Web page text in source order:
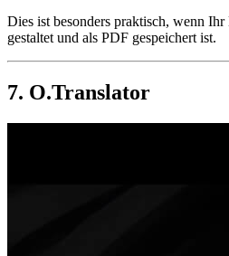
Dies ist besonders praktisch, wenn Ihr
gestaltet und als PDF gespeichert ist.
7. O.Translator